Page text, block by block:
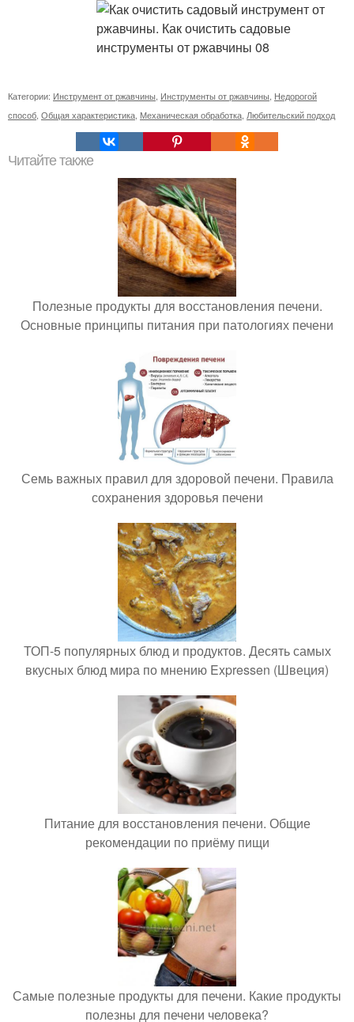
Категории: Инструмент от ржавчины Инструменты от ржавчины Недорогой
способ Общая характеристика Механическая обработка Любительский подход
Читайте также
Полезные продукты для восстановления печени.
Основные принципы питания при патологиях печени
Семь важных правил для здоровой печени. Правила
сохранения здоровья печени
ТОП-5 популярных блюд и продуктов. Десять самых
вкусных блюд мира по мнению Expressen (Швеция)
Питание для восстановления печени. Общие
рекомендации по приёму пищи
Самые полезные продукты для печени. Какие продукты
полезны для печени человека?